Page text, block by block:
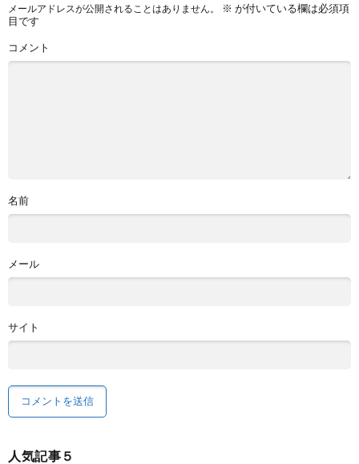
メールアドレスが公開されることはありません。 ※ が付いている欄は必須項
目です
コメント
名前
メール
サイト
人気記事５